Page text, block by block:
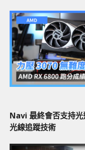
Navi 最終會否支持
光線追蹤技術